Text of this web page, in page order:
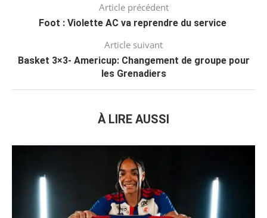
Article précédent
Foot : Violette AC va reprendre du service
Article suivant
Basket 3×3- Americup: Changement de groupe pour
les Grenadiers
À LIRE AUSSI